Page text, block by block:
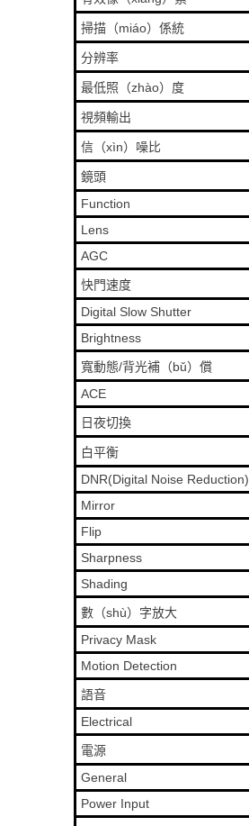
掃描（miáo）係統
分辨率
最低照（zhào）度
視頻輸出
信（xìn）噪比
鏡頭
Function
Lens
AGC
快門速度
Digital Slow Shutter
Brightness
寬動態/背光補（bǔ）償
ACE
日夜切換
白平衡
DNR(Digital Noise Reduction)
Mirror
Flip
Sharpness
Shading
數（shù）字放大
Privacy Mask
Motion Detection
語音
Electrical
電源
General
Power Input